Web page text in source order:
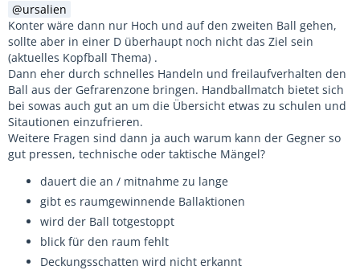
ursalien
Konter wäre dann nur Hoch und auf den zweiten Ball gehen,
sollte aber in einer D überhaupt noch nicht das Ziel sein
(aktuelles Kopfball Thema) .
Dann eher durch schnelles Handeln und freilaufverhalten den
Ball aus der Gefrarenzone bringen. Handballmatch bietet sich
bei sowas auch gut an um die Übersicht etwas zu schulen und
Sitautionen einzufrieren.
Weitere Fragen sind dann ja auch warum kann der Gegner so
gut pressen, technische oder taktische Mängel?
dauert die an / mitnahme zu lange
gibt es raumgewinnende Ballaktionen
wird der Ball totgestoppt
blick für den raum fehlt
Deckungsschatten wird nicht erkannt